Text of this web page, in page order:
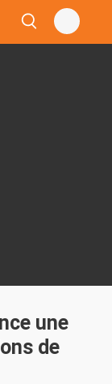
une
de